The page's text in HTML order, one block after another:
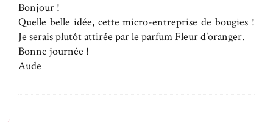
Bonjour !
Quelle belle idée, cette micro-entreprise de bougies !
Je serais plutôt attirée par le parfum Fleur d’oranger.
Bonne journée !
Aude